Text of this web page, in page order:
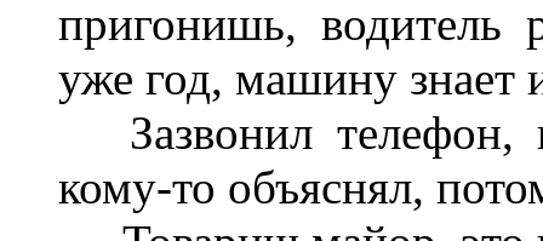
пригонишь,
уже год, машину знает
Зазвонил
кому-то объяснял,